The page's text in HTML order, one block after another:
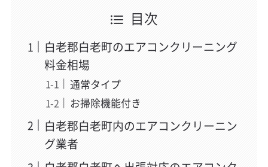
目次
白老郡白老町のエアコンクリーニング
料金相場
通常タイプ
お掃除機能付き
白老郡白老町内のエアコンクリーニン
グ業者